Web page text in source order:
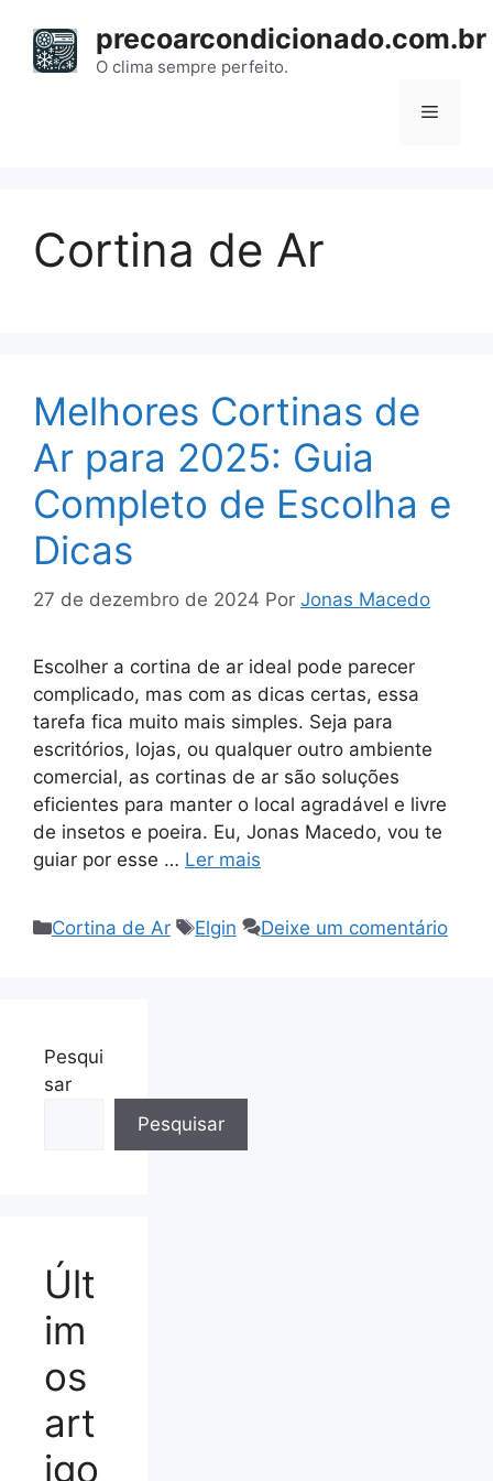
para
precoarcondicionado.com.br
O clima sempre perfeito.
Menu
Cortina de Ar
Melhores Cortinas de
Ar para 2025: Guia
Completo de Escolha e
Dicas
27 de dezembro de 2024 Por Jonas Macedo
Escolher a cortina de ar ideal pode parecer
complicado, mas com as dicas certas, essa
tarefa fica muito mais simples. Seja para
escritórios, lojas, ou qualquer outro ambiente
comercial, as cortinas de ar são soluções
eficientes para manter o local agradável e livre
de insetos e poeira. Eu, Jonas Macedo, vou te
guiar por esse … Ler mais
Categorias
Cortina de Ar Tags
Elgin Deixe um comentário
Pesqui
sar
Pesquisar
Últ
im
os
art
igo